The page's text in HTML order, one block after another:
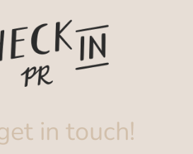
in touch!